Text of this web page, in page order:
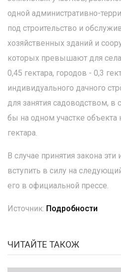
одной административно-
под строительство и
хозяйственных зданий и
которых превышают для села
0,45 гектара, городов - 0,3
индивидуального дачного
для занятия садоводством, в
бы на одном участке объекта
гектара.
В случае принятия закона
вступить в силу на
его в официальной прессе.
Источник: Подробности
ЧИТАЙТЕ ТАКОЖ